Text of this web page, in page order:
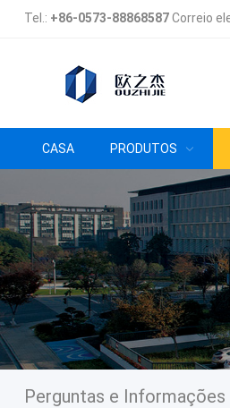
Tel.: +86-0573-88868587Correio
CASA PRODUTOS
Perguntas e Informações